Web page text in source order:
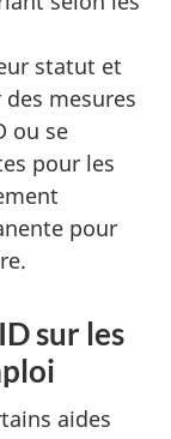
statut et
mesures
ou se
pour les
pour
sur les
aides